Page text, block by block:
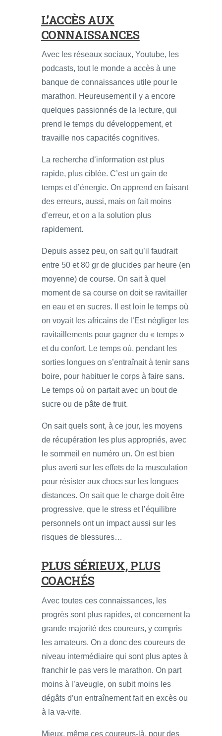
L’ACCÈS AUX
CONNAISSANCES
Avec les réseaux sociaux, Youtube, les
podcasts, tout le monde a accès à une
banque de connaissances utile pour le
marathon. Heureusement il y a encore
quelques passionnés de la lecture, qui
prend le temps du développement, et
travaille nos capacités cognitives.
La recherche d’information est plus
rapide, plus ciblée. C’est un gain de
temps et d’énergie. On apprend en faisant
des erreurs, aussi, mais on fait moins
d’erreur, et on a la solution plus
rapidement.
Depuis assez peu, on sait qu’il faudrait
entre 50 et 80 gr de glucides par heure (en
moyenne) de course. On sait à quel
moment de sa course on doit se ravitailler
en eau et en sucres. Il est loin le temps où
on voyait les africains de l’Est négliger les
ravitaillements pour gagner du « temps »
et du confort. Le temps où, pendant les
sorties longues on s’entraînait à tenir sans
boire, pour habituer le corps à faire sans.
Le temps où on partait avec un bout de
sucre ou de pâte de fruit.
On sait quels sont, à ce jour, les moyens
de récupération les plus appropriés, avec
le sommeil en numéro un. On est bien
plus averti sur les effets de la musculation
pour résister aux chocs sur les longues
distances. On sait que le charge doit être
progressive, que le stress et l’équilibre
personnels ont un impact aussi sur les
risques de blessures…
PLUS SÉRIEUX, PLUS
COACHÉS
Avec toutes ces connaissances, les
progrès sont plus rapides, et concernent la
grande majorité des coureurs, y compris
les amateurs. On a donc des coureurs de
niveau intermédiaire qui sont plus aptes à
franchir le pas vers le marathon. On part
moins à l’aveugle, on subit moins les
dégâts d’un entraînement fait en excès ou
à la va-vite.
Mieux, même ces coureurs-là, pour des